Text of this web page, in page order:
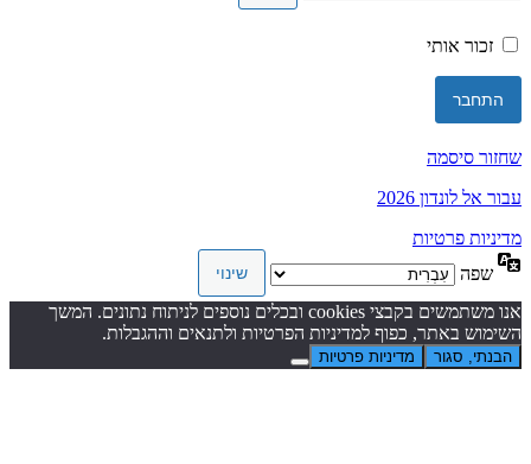
זכור אותי
שחזור סיסמה
עבור אל לונדון 2026
מדיניות פרטיות
שפה
אנו משתמשים בקבצי cookies ובכלים נוספים לניתוח נתונים. המשך
השימוש באתר, כפוף למדיניות הפרטיות ולתנאים וההגבלות.
הבנתי, סגור מדיניות פרטיות